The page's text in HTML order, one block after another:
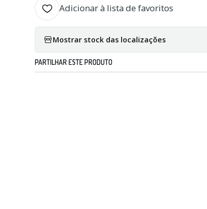
Adicionar à lista de favoritos
Mostrar stock das localizações
PARTILHAR ESTE PRODUTO